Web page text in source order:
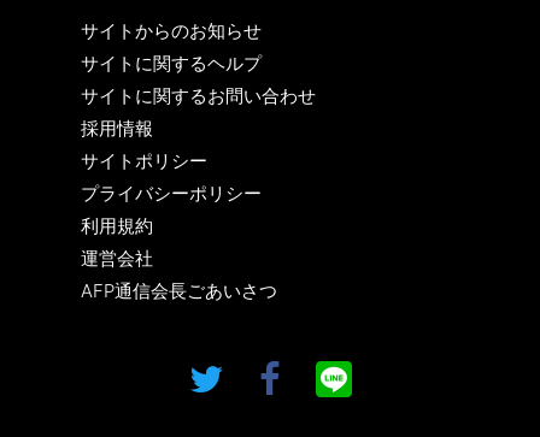
サイトからのお知らせ
サイトに関するヘルプ
サイトに関するお問い合わせ
採用情報
サイトポリシー
プライバシーポリシー
利用規約
運営会社
AFP通信会長ごあいさつ